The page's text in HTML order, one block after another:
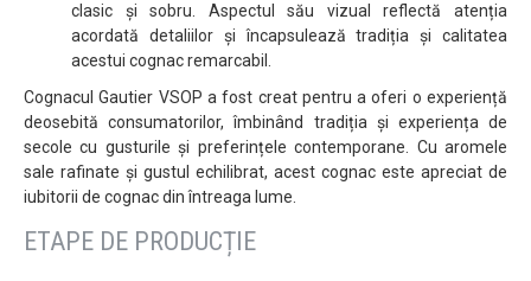
clasic și sobru. Aspectul său vizual reflectă atenția
acordată detaliilor și încapsulează tradiția și calitatea
acestui cognac remarcabil.
Cognacul Gautier VSOP a fost creat pentru a oferi o experiență
deosebită consumatorilor, îmbinând tradiția și experiența de
secole cu gusturile și preferințele contemporane. Cu aromele
sale rafinate și gustul echilibrat, acest cognac este apreciat de
iubitorii de cognac din întreaga lume.
ETAPE DE PRODUCȚIE